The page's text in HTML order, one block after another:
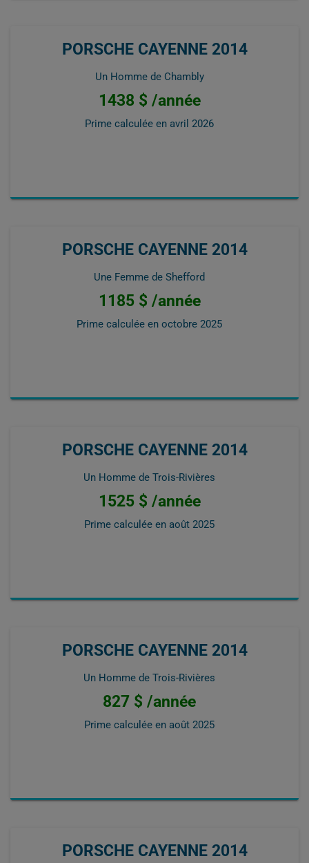
PORSCHE CAYENNE 2014
Un Homme de Chambly
1438 $ /année
Prime calculée en avril 2026
PORSCHE CAYENNE 2014
Une Femme de Shefford
1185 $ /année
Prime calculée en octobre 2025
PORSCHE CAYENNE 2014
Un Homme de Trois-Rivières
1525 $ /année
Prime calculée en août 2025
PORSCHE CAYENNE 2014
Un Homme de Trois-Rivières
827 $ /année
Prime calculée en août 2025
PORSCHE CAYENNE 2014